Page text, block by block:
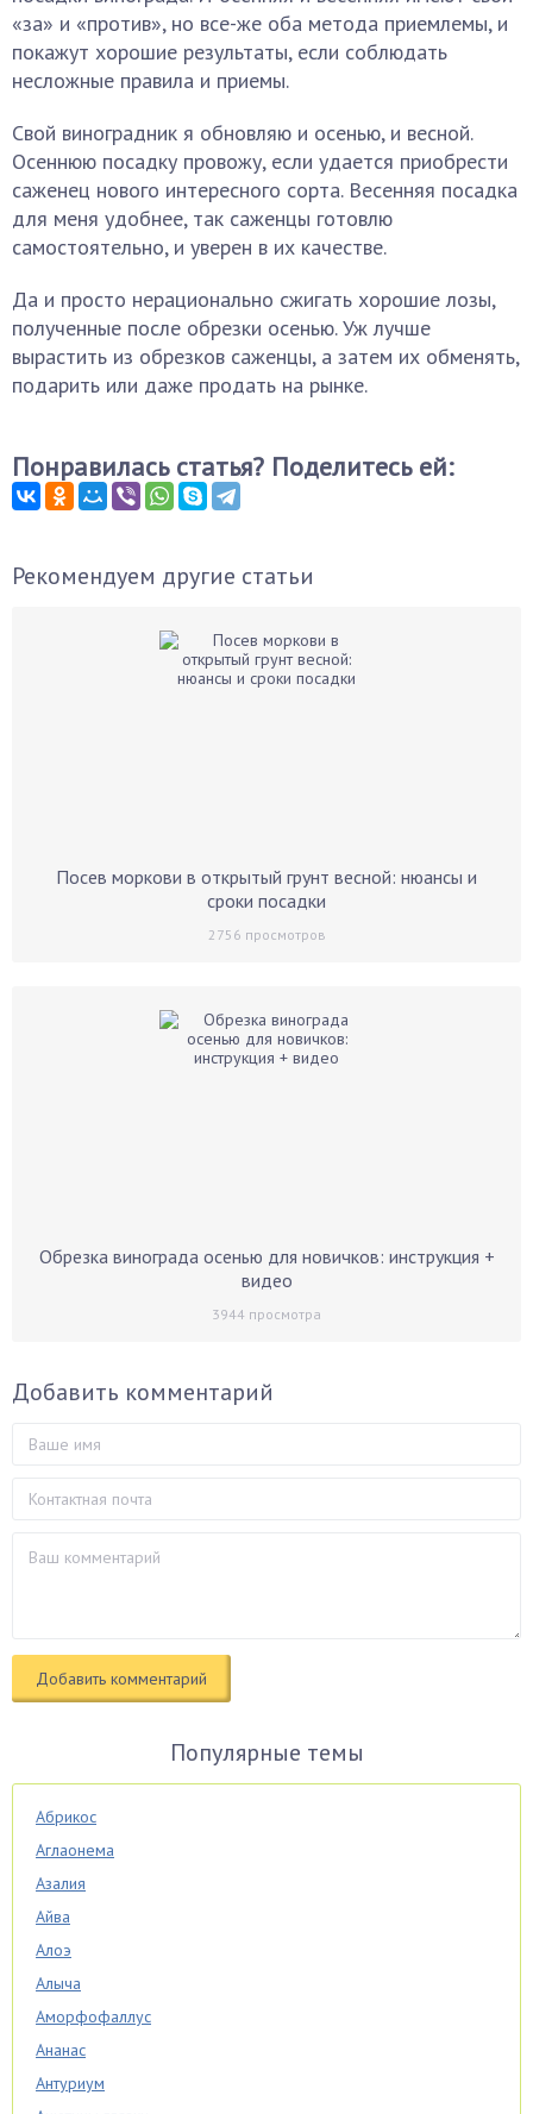
«за» и «против», но все-же оба метода приемлемы, и
покажут хорошие результаты, если соблюдать
несложные правила и приемы.
Свой виноградник я обновляю и осенью, и весной.
Осеннюю посадку провожу, если удается приобрести
саженец нового интересного сорта. Весенняя посадка
для меня удобнее, так саженцы готовлю
самостоятельно, и уверен в их качестве.
Да и просто нерационально сжигать хорошие лозы,
полученные после обрезки осенью. Уж лучше
вырастить из обрезков саженцы, а затем их обменять,
подарить или даже продать на рынке.
Понравилась статья? Поделитесь ей:
Рекомендуем другие статьи
Посев моркови в открытый грунт весной: нюансы и
сроки посадки
2756 просмотров
Обрезка винограда осенью для новичков: инструкция +
видео
3944 просмотра
Добавить комментарий
Популярные темы
Абрикос
Аглаонема
Азалия
Айва
Алоэ
Алыча
Аморфофаллус
Ананас
Антуриум